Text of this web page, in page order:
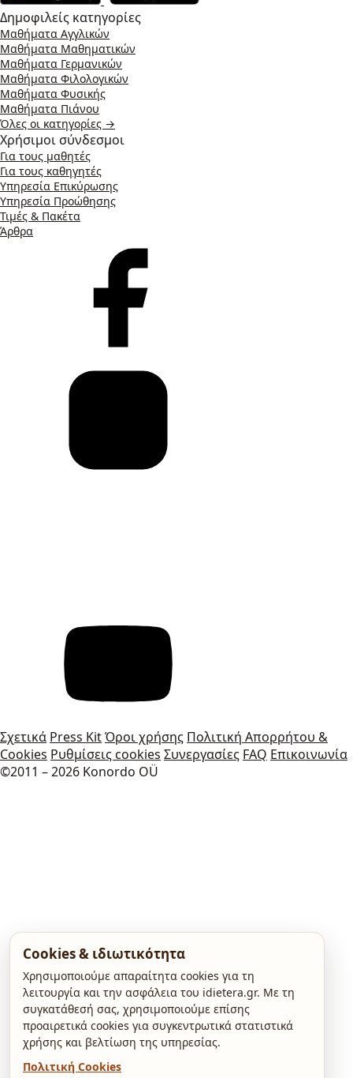
Δημοφιλείς κατηγορίες
Μαθήματα Αγγλικών
Μαθήματα Μαθηματικών
Μαθήματα Γερμανικών
Μαθήματα Φιλολογικών
Μαθήματα Φυσικής
Μαθήματα Πιάνου
Όλες οι κατηγορίες →
Χρήσιμοι σύνδεσμοι
Για τους μαθητές
Για τους καθηγητές
Υπηρεσία Επικύρωσης
Υπηρεσία Προώθησης
Τιμές & Πακέτα
Άρθρα
Σχετικά Press KitΌροι χρήσης Πολιτική Απορρήτου &
Cookies Ρυθμίσεις cookies Συνεργασίες FAQ Επικοινωνία
©2011 – 2026 Konordo OÜ
Cookies & ιδιωτικότητα
Χρησιμοποιούμε απαραίτητα cookies για τη
λειτουργία και την ασφάλεια του idietera.gr. Με τη
συγκατάθεσή σας, χρησιμοποιούμε επίσης
προαιρετικά cookies για συγκεντρωτικά στατιστικά
χρήσης και βελτίωση της υπηρεσίας.
Πολιτική Cookies